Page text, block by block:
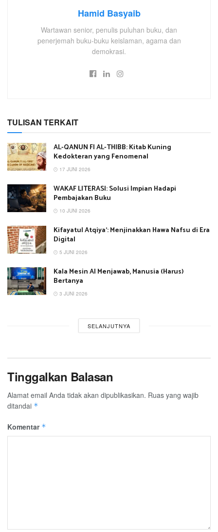
Hamid Basyaib
Wartawan senior, penulis puluhan buku, dan
penerjemah buku-buku keislaman, agama dan
demokrasi.
TULISAN TERKAIT
AL-QANUN FI AL-THIBB: Kitab Kuning
Kedokteran yang Fenomenal
17 JUNI 2026
WAKAF LITERASI: Solusi Impian Hadapi
Pembajakan Buku
10 JUNI 2026
Kifayatul Atqiya’: Menjinakkan Hawa Nafsu di Era
Digital
5 JUNI 2026
Kala Mesin AI Menjawab, Manusia (Harus)
Bertanya
3 JUNI 2026
SELANJUTNYA
Tinggalkan Balasan
Alamat email Anda tidak akan dipublikasikan. Ruas yang wajib
ditandai *
Komentar *